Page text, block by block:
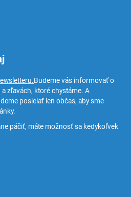
Budeme vás informovať o
zľavách, ktoré chystáme. A
posielať len občas, aby sme
páčiť, máte možnosť sa kedykoľvek